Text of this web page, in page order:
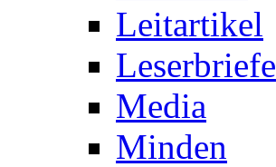
Leitartikel
Leserbriefe
Media
Minden